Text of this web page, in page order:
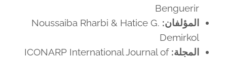
Benguerir
المؤلفان: Noussaiba Rharbi & Hatice G.
Demirkol
المجلة: ICONARP International Journal of